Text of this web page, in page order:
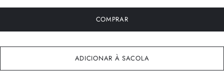
COMPRAR
ADICIONAR À SACOLA